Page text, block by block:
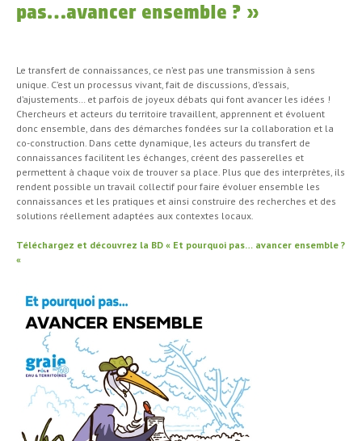
pas…avancer ensemble ? »
Le transfert de connaissances, ce n’est pas une transmission à sens
unique. C’est un processus vivant, fait de discussions, d’essais,
d’ajustements… et parfois de joyeux débats qui font avancer les idées !
Chercheurs et acteurs du territoire travaillent, apprennent et évoluent
donc ensemble, dans des démarches fondées sur la collaboration et la
co-construction. Dans cette dynamique, les acteurs du transfert de
connaissances facilitent les échanges, créent des passerelles et
permettent à chaque voix de trouver sa place. Plus que des interprètes, ils
rendent possible un travail collectif pour faire évoluer ensemble les
connaissances et les pratiques et ainsi construire des recherches et des
solutions réellement adaptées aux contextes locaux.
Téléchargez et découvrez la BD « Et pourquoi pas… avancer ensemble ?
«